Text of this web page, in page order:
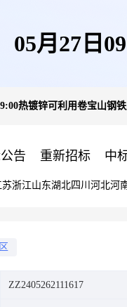
05月27日
热镀锌可利用卷宝山钢
告 重新招标 中
苏浙江山东湖北四川 河北河
ZZ2405262111617